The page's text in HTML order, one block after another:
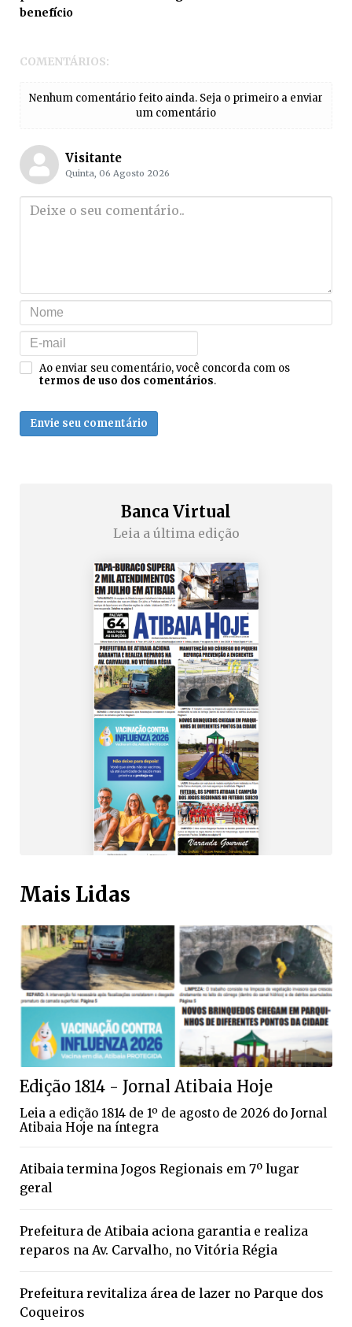
benefício
COMENTÁRIOS:
Nenhum comentário feito ainda. Seja o primeiro a enviar
um comentário
Visitante
Quinta, 06 Agosto 2026
Ao enviar seu comentário, você concorda com os
termos de uso dos comentários.
Envie seu comentário
Banca Virtual
Leia a última edição
Mais Lidas
Edição 1814 - Jornal Atibaia Hoje
Leia a edição 1814 de 1º de agosto de 2026 do Jornal
Atibaia Hoje na íntegra
Atibaia termina Jogos Regionais em 7º lugar
geral
Prefeitura de Atibaia aciona garantia e realiza
reparos na Av. Carvalho, no Vitória Régia
Prefeitura revitaliza área de lazer no Parque dos
Coqueiros